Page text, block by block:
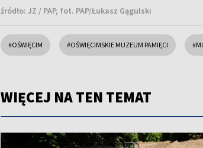
źródło: JZ / PAP, fot. PAP/Łukasz Gągulski
#OŚWIĘCIM #OŚWIĘCIMSKIE MUZEUM PAMIĘCI
WIĘCEJ NA TEN TEMAT